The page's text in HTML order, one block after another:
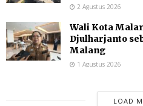
2 Agustus 2026
Wali Kota
Djulharjanto
Malang
1 Agustus 2026
LOAD